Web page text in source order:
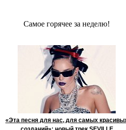
Сaмое гoрячее за неделю!
«Эта песня для нас, для самых